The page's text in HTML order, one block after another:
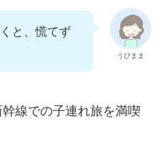
うぴまま
と、慌てず
線での子連れ旅を満喫